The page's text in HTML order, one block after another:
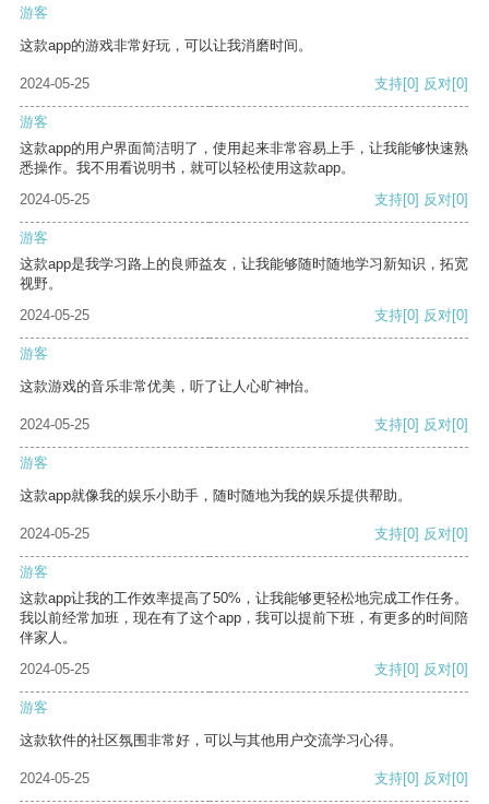
游客
这款app的游戏非常好玩，可以让我消磨时间。
2024-05-25 支持[0] 反对[0]
游客
这款app的用户界面简洁明了，使用起来非常容易上手，让我能够快速熟
悉操作。我不用看说明书，就可以轻松使用这款app。
2024-05-25
支持[0] 反对[0]
游客
这款app是我学习路上的良师益友，让我能够随时随地学习新知识，拓宽
视野。
2024-05-25
支持[0] 反对[0]
游客
这款游戏的音乐非常优美，听了让人心旷神怡。
2024-05-25 支持[0] 反对[0]
游客
这款app就像我的娱乐小助手，随时随地为我的娱乐提供帮助。
2024-05-25 支持[0] 反对[0]
游客
这款app让我的工作效率提高了50%，让我能够更轻松地完成工作任务。
我以前经常加班，现在有了这个app，我可以提前下班，有更多的时间陪
伴家人。
2024-05-25
支持[0] 反对[0]
游客
这款软件的社区氛围非常好，可以与其他用户交流学习心得。
2024-05-25 支持[0] 反对[0]